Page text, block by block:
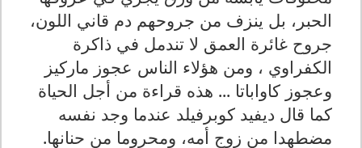
الحبر، بل ينزف من جروحهم دم قاني اللون،
جروح غائرة العمق لا تندمل في ذاكرة
الكفراوي ، ومن هؤلاء الناس عجوز ماركيز
وعجوز كاواباتا ... هذه قراءة من أجل الحياة
كما قال ديفيد كوبرفيلد عندما وجد نفسه
مضطهدا من زوج أمه، ومحروما من حنانها.